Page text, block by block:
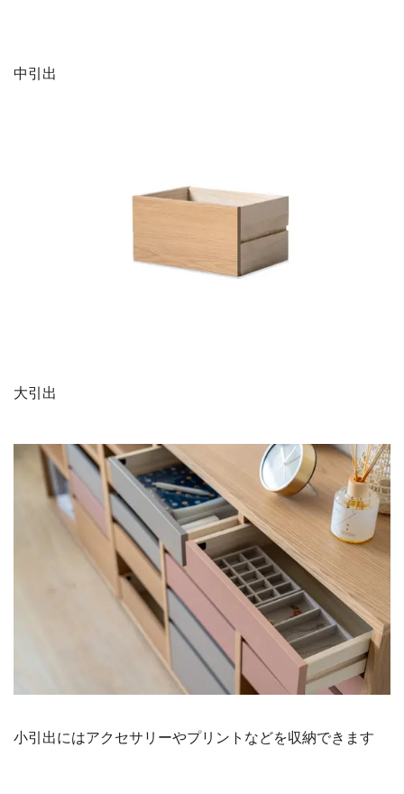
中引出
大引出
小引出にはアクセサリーやプリントなどを収納できます